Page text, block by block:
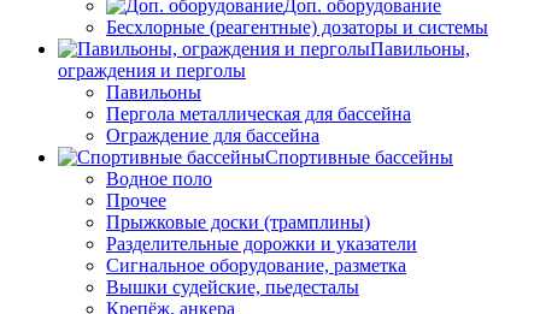
Доп. оборудование
Бесхлорные (реагентные) дозаторы и системы
Павильоны,
ограждения и перголы
Павильоны
Пергола металлическая для бассейна
Ограждение для бассейна
Спортивные бассейны
Водное поло
Прочее
Прыжковые доски (трамплины)
Разделительные дорожки и указатели
Cигнальное оборудование, разметка
Вышки судейские, пьедесталы
Крепёж, анкера